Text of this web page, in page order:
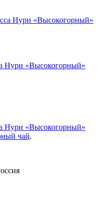
Нури «Высокогорный»
Нури «Высокогорный»
чай.